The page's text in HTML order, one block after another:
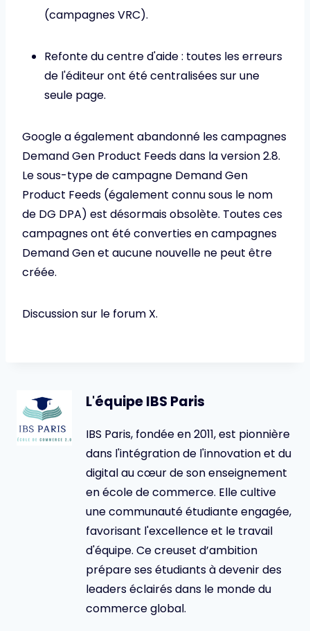
(campagnes VRC).
Refonte du centre d'aide : toutes les erreurs
de l'éditeur ont été centralisées sur une
seule page.
Google a également abandonné les campagnes
Demand Gen Product Feeds dans la version 2.8.
Le sous-type de campagne Demand Gen
Product Feeds (également connu sous le nom
de DG DPA) est désormais obsolète. Toutes ces
campagnes ont été converties en campagnes
Demand Gen et aucune nouvelle ne peut être
créée.
Discussion sur le forum X.
L'équipe IBS Paris
IBS Paris, fondée en 2011, est pionnière
dans l'intégration de l'innovation et du
digital au cœur de son enseignement
en école de commerce. Elle cultive
une communauté étudiante engagée,
favorisant l'excellence et le travail
d'équipe. Ce creuset d’ambition
prépare ses étudiants à devenir des
leaders éclairés dans le monde du
commerce global.